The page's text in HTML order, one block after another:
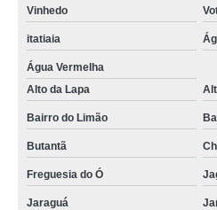
Vinhedo
itatiaia
Água Vermelha
Alto da Lapa
Bairro do Limão
Butantã
Freguesia do Ó
Jaraguá